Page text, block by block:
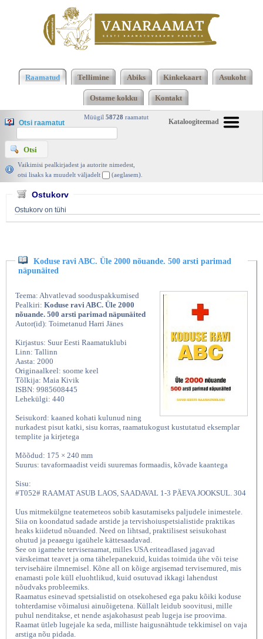
ABC. Üle 2000 nõuande. 500 arsti parimad
näpunäited, Toimetanud Harri Jänes, Suur Eesti
Raamatuklubi 2000 | vanaraamat. ee
Raamatud Tellimine Abiks Kinkekaart Asukoht
Ostame kokku Kontakt
Kataloogiteemad
Müügil 58728 raamatut
Otsi raamatut
Vaikimisi pealkirjadest ja autorite nimedest,
otsi lisaks ka muudelt väljadelt
(aeglasem).
Ostukorv
Ostukorv on tühi
Koduse ravi ABC. Üle 2000 nõuande. 500 arsti parimad
näpunäited
Teema: Ahvatlevad sooduspakkumised
Pealkiri: Koduse ravi ABC. Üle 2000
nõuande. 500 arsti parimad näpunäited
Autor(id): Toimetanud Harri Jänes
Kirjastus: Suur Eesti Raamatuklubi
Linn: Tallinn
Aasta: 2000
Originaalkeel: soome keel
Tõlkija: Maia Kivik
ISBN: 9985608445
Lehekülgi: 440
Seisukord: kaaned kohati kulunud ning
nurkadest pisut katki, sisu korras, raamatukogust kustutatud eksemplar
templite ja kirjetega
Mõõdud: 175 × 240 mm
Suurus: tavaformaadist veidi suuremas formaadis, kõvade kaantega
Sisu:
#T052# RAAMAT ASUB LAOS, SAADAVAL 1-3 PÄEVA JOOKSUL. 304
Uus mitmekülgne teatemeteos sobib kasutamiseks paljudele inimestele.
Siia on koondatud sadade arstide ja tervishoiuspetsialistide praktikas
heaks kiidetud nõuanded. Need on lihtsad, praktilisest seisukohast
ohutud ja peaaegu igaühele kättesaadavad.
See on igamehe terviseraamat, milles USA eriteadlased jagavad
värskeimat teavet ja oma tähelepanekuid, kuidas toimida ühe või teise
tervisehäire ilmnemisel. Kõne all on kõige argisemad tervisemured, mis
enamasti pole küll eluohtlikud, kuid osutuvad ikkagi lahendust
nõudvaks probleemiks.
Raamatus esinevad spetsialistid on otsekohesed ega paku kõiki koduse
tohterdamise võimalusi ainuõigetena. Küllalt leidub soovitusi, mille
puhul nenditakse, et nende asjakohasust peab lugeja ise proovima.
Raamat ütleb lugejale ka seda, milliste haigusnähtude tekkimisel on vaja
arstiga nõu pidada.